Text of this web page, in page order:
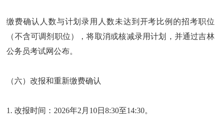
缴费确认人数与计划录用人数未达到开考比例的招考职位
（不含可调剂职位），将取消或核减录用计划，并通过吉林
公务员考试网公布。
（六）改报和重新缴费确认
1. 改报时间：2026年2月10日8:30至14:30。